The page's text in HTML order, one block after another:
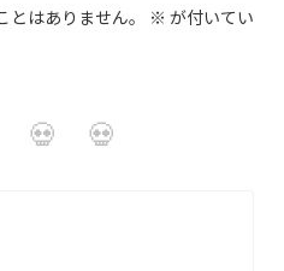
はありません。 ※ が付いてい